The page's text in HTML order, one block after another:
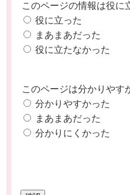
このページの情報は役に
役に立った
まあまあだった
役に立たなかった
このページは分かりやす
分かりやすかった
まあまあだった
分かりにくかった